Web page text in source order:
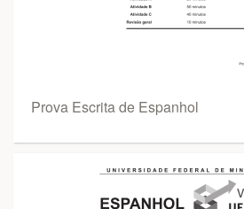
Prova Escrita de Espanhol